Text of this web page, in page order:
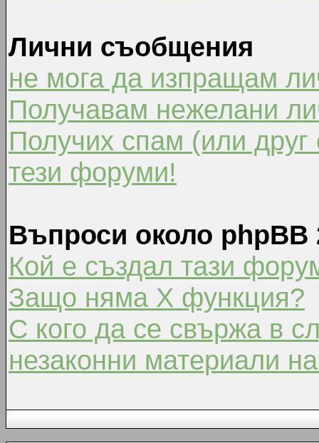
Лични съобщения
не мога да изпращам
Получавам нежелани
Получих спам (или
тези форуми!
Въпроси около phpBB
Кой е създал тази
Защо няма X функция?
С кого да се свържа в
незаконни материали